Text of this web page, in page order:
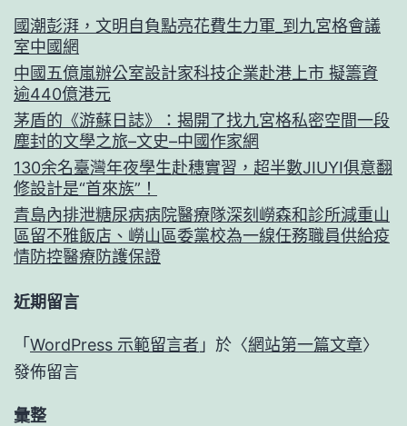
國潮彭湃，文明自負點亮花費生力軍_到九宮格會議
室中國網
中國五億嵐辦公室設計家科技企業赴港上市 擬籌資
逾440億港元
茅盾的《游蘇日誌》：揭開了找九宮格私密空間一段
塵封的文學之旅–文史–中國作家網
130余名臺灣年夜學生赴穗實習，超半數JIUYI俱意翻
修設計是“首來族”！
青島內排泄糖尿病病院醫療隊深刻嶗森和診所減重山
區留不雅飯店、嶗山區委黨校為一線任務職員供給疫
情防控醫療防護保證
近期留言
「WordPress 示範留言者 」於〈網站第一篇文章〉
發佈留言
彙整